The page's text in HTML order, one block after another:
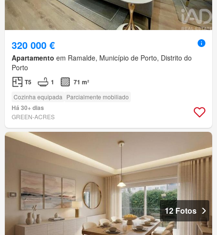
320 000 €
Apartamento em Ramalde, Município de Porto, Distrito do
Porto
T5 1 71 m²
Cozinha equipada Parcialmente mobiliado
Há 30+ dias
GREEN-ACRES
12 Fotos